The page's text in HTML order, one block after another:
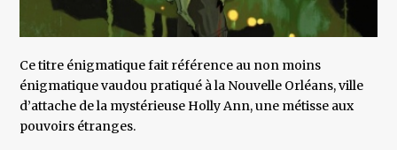
Ce titre énigmatique fait référence au non moins
énigmatique vaudou pratiqué à la Nouvelle Orléans, ville
d’attache de la mystérieuse Holly Ann, une métisse aux
pouvoirs étranges.